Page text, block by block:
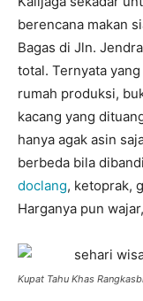
berencana makan
Bagas di Jln.
total. Ternyata
rumah produksi,
kacang yang
hanya agak asin
berbeda bila
doclang, ketoprak,
Harganya pun
Kupat Tahu Khas